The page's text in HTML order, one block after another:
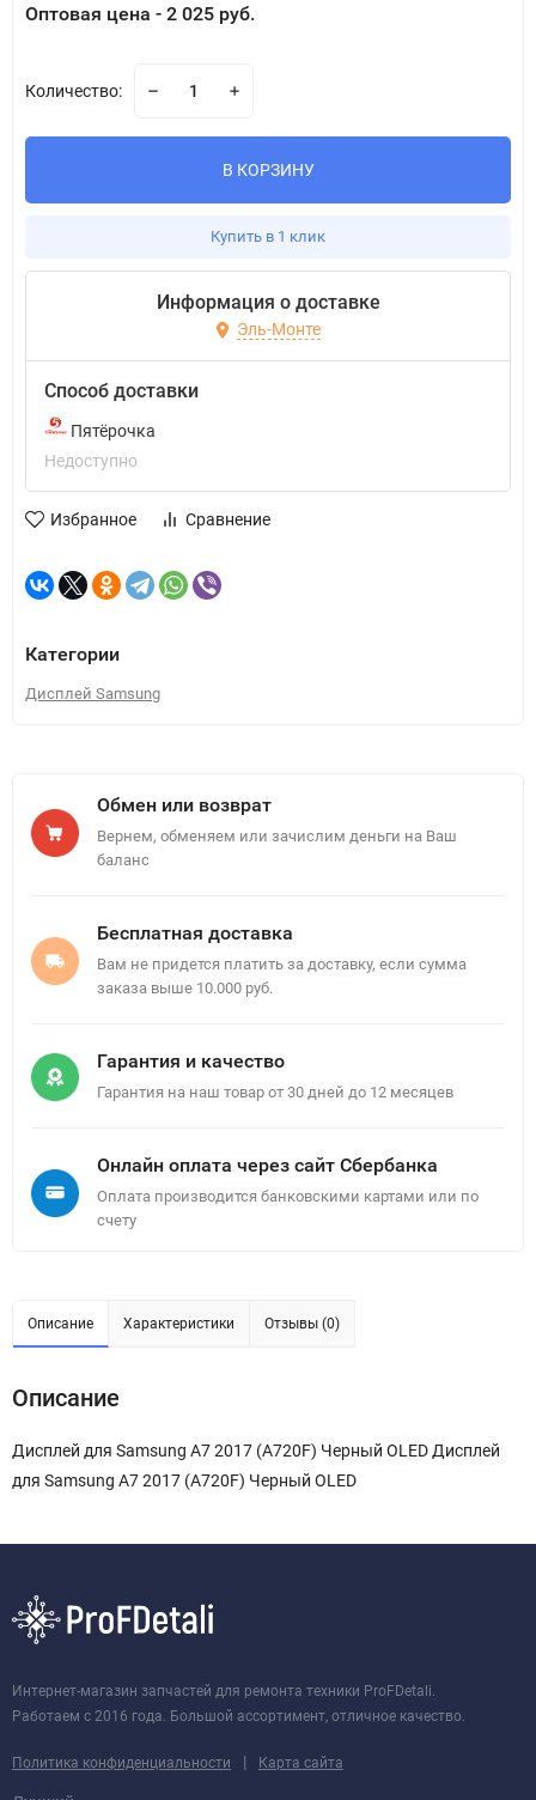
Оптовая цена - 2 025 руб.
Количество:
В КОРЗИНУ
Купить в 1 клик
Информация о доставке
Эль-Монте
Способ доставки
Пятёрочка
Недоступно
Избранное Сравнение
Категории
Дисплей Samsung
Обмен или возврат
Вернем, обменяем или зачислим деньги на Ваш
баланс
Бесплатная доставка
Вам не придется платить за доставку, если сумма
заказа выше 10.000 руб.
Гарантия и качество
Гарантия на наш товар от 30 дней до 12 месяцев
Онлайн оплата через сайт Сбербанка
Оплата производится банковскими картами или по
счету
Описание Характеристики Отзывы (0)
Описание
Дисплей для Samsung A7 2017 (A720F) Черный OLED Дисплей
для Samsung A7 2017 (A720F) Черный OLED
Интернет-магазин запчастей для ремонта техники ProFDetali.
Работаем с 2016 года. Большой ассортимент, отличное качество.
Политика конфиденциальности | Карта сайта